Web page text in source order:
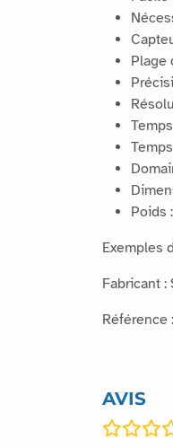
Plage
Poids
Exemples
Fabricant :
Référence
AVIS